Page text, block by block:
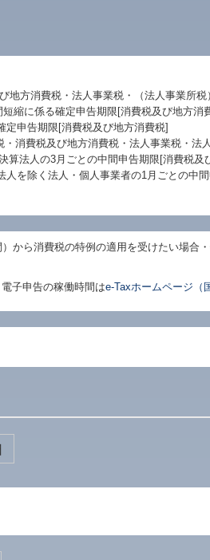
地方消費税・法人事業税・（法人事業所税
縮に係る確定申告期限[消費税及び地方消
定申告期限[消費税及び地方消費税]
消費税及び地方消費税・法人事業税・法
算法人の3月ごとの中間申告期限[消費税及
を除く法人・個人事業者の1月ごとの中
から消費税の特例の適用を受けたい場合
子申告の稼働時間はe-Taxホームページ（